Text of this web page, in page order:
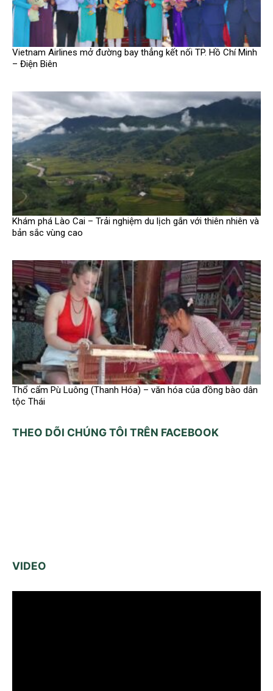
Vietnam Airlines mở đường bay thẳng kết nối TP. Hồ Chí Minh
– Điện Biên
Khám phá Lào Cai – Trải nghiệm du lịch gắn với thiên nhiên và
bản sắc vùng cao
Thổ cẩm Pù Luông (Thanh Hóa) – văn hóa của đồng bào dân
tộc Thái
THEO DÕI CHÚNG TÔI TRÊN FACEBOOK
VIDEO